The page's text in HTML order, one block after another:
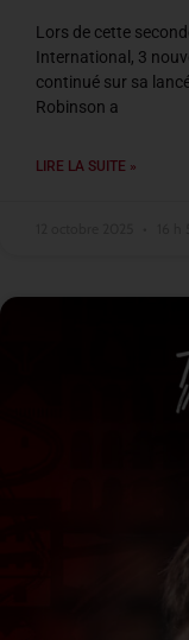
Lors de cette
International, 3
continué sur sa
Robinson a
LIRE LA SUITE »